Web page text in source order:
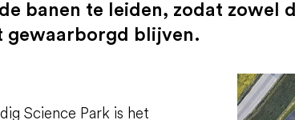
banen te leiden, zodat zowel
blijven.
Science Park is het